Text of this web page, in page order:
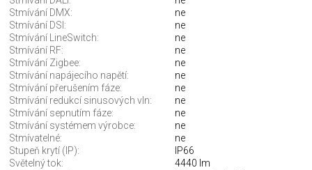
Stmívání DMX:
ne
Stmívání DSI:
ne
Stmívání LineSwitch:
ne
Stmívání RF:
ne
Stmívání Zigbee:
ne
Stmívání napájecího napětí:
ne
Stmívání přerušením fáze:
ne
Stmívání redukcí sinusových vln:
ne
Stmívání sepnutím fáze:
ne
Stmívání systémem výrobce:
ne
Stmívatelné:
ne
Stupeň krytí (IP):
IP66
Světelný tok:
4440 lm